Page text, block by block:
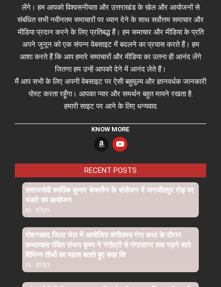
लेंगे। हम आपको विश्वसनीयता और उत्तराखंड के खेल और आयोजनों से
संबंधित सभी नवीनतम समाचारों पर ध्यान देने के साथ सर्वोत्तम समाचार और
मीडिया प्रदान करने के लिए प्रतिबद्ध हैं। हम समाचार और मीडिया के प्रति
अपने जुनून को एक संपन्न वेबसाइट में बदलने का प्रयास करते हैं। हम
आशा करते हैं कि आप हमारे समाचारों और मीडिया का उतना ही आनंद लेंगे
जितना हम उन्हें आपको देने में आनंद लेते हैं।
मैं आप सभी के लिए अपनी वेबसाइट पर ऐसी बहुमूल्य और ज्ञानवर्धक जानकारी
पोस्ट करता रहूँगा। आपका प्यार और समर्थन बहुत मायने रखता है.
हमारी साइट पर आने के लिए धन्यवाद
KNOW MORE
RECENT POSTS
समाजसेवी कार्तिक कुमार चेयरमैन के संयोजन में जगजीतपुर रोड़ पर
भंडारे का आयोजन
IN: हरिद्वार
रोशनाबाद जिला जेल में आयोजित संगीतमय गंगा कथा के दौरान
कथाव्यास पंडित संजय कृष्ण ने गंगोत्री से गंगासागर तक पड़ने वाले
विभिन्न तीर्थो का महत्व बताते हुए कहा कि
IN: हरिद्वार